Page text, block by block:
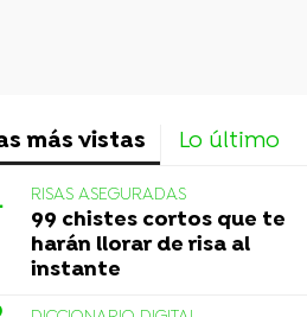
más vistas Lo último
RISAS ASEGURADAS
99 chistes cortos que te
harán llorar de risa al
instante